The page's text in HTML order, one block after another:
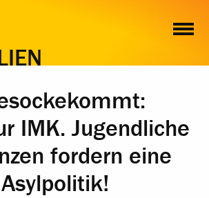
IMK. Jugendliche
fordern eine